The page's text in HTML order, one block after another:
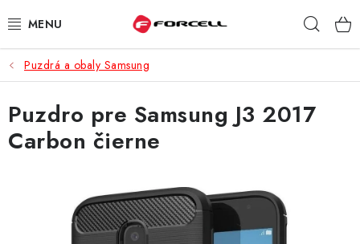
na
PUZDRÁ A OBALY
TVRDENÉ SKLÁ
DÁTOVÉ KÁBLE
DRŽIAKY NA MOBIL
Puzdrá a obaly Samsung
Puzdro pre Samsung J3 2017
Carbon čierne